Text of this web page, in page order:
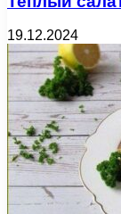
19.12.2024